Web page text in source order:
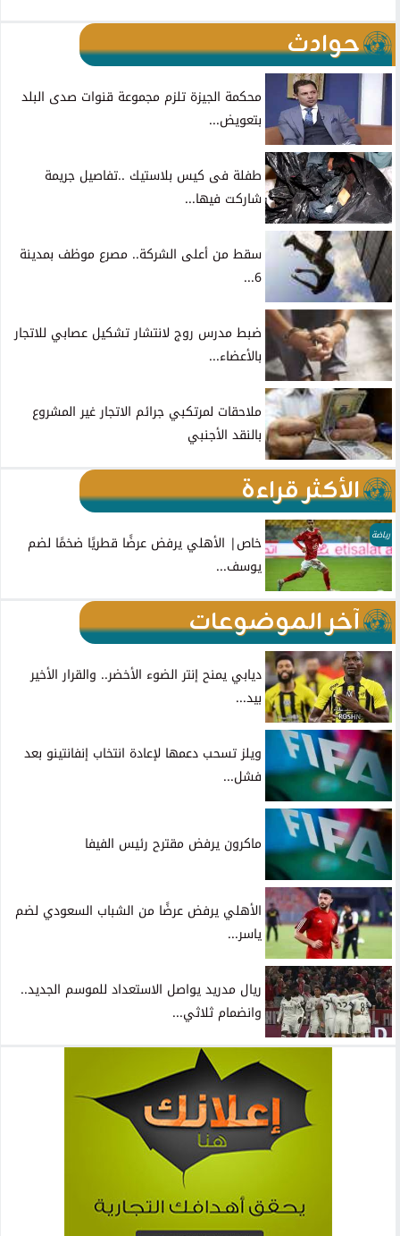
حوادث
محكمة الجيزة تلزم مجموعة قنوات صدى البلد
بتعويض...
طفلة فى كيس بلاستيك ..تفاصيل جريمة
شاركت فيها...
سقط من أعلى الشركة.. مصرع موظف بمدينة
6...
ضبط مدرس روج لانتشار تشكيل عصابي للاتجار
بالأعضاء...
ملاحقات لمرتكبي جرائم الاتجار غير المشروع
بالنقد الأجنبي
الأكثر قراءة
رياضة
خاص| الأهلي يرفض عرضًا قطريًا ضخمًا لضم
يوسف...
آخر الموضوعات
ديابي يمنح إنتر الضوء الأخضر.. والقرار الأخير
بيد...
ويلز تسحب دعمها لإعادة انتخاب إنفانتينو بعد
فشل...
ماكرون يرفض مقترح رئيس الفيفا
الأهلي يرفض عرضًا من الشباب السعودي لضم
ياسر...
ريال مدريد يواصل الاستعداد للموسم الجديد..
وانضمام ثلاثي...